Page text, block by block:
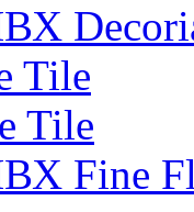
Tile
Tile
Fine